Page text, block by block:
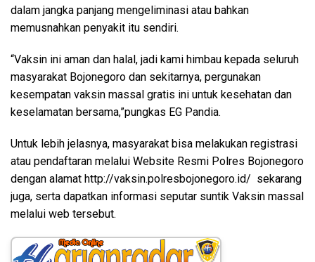
dalam jangka panjang mengeliminasi atau bahkan
memusnahkan penyakit itu sendiri.
“Vaksin ini aman dan halal, jadi kami himbau kepada seluruh
masyarakat Bojonegoro dan sekitarnya, pergunakan
kesempatan vaksin massal gratis ini untuk kesehatan dan
keselamatan bersama,”pungkas EG Pandia.
Untuk lebih jelasnya, masyarakat bisa melakukan registrasi
atau pendaftaran melalui Website Resmi Polres Bojonegoro
dengan alamat http://vaksin.polresbojonegoro.id/ sekarang
juga, serta dapatkan informasi seputar suntik Vaksin massal
melalui web tersebut.